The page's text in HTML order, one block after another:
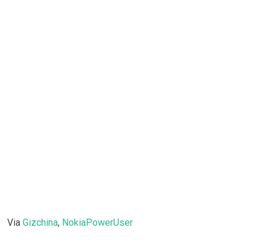
Via Gizchina, NokiaPowerUser